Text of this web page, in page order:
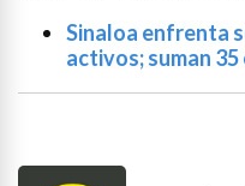
Sinaloa enfrenta
activos; suman